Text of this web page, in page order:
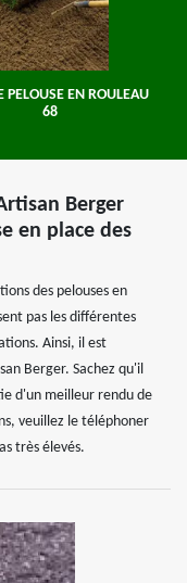
PELOUSE EN ROULEAU
68
Berger
en place des
des pelouses en
pas les différentes
Ainsi, il est
Berger. Sachez qu'il
d'un meilleur rendu de
veuillez le téléphoner
très élevés.